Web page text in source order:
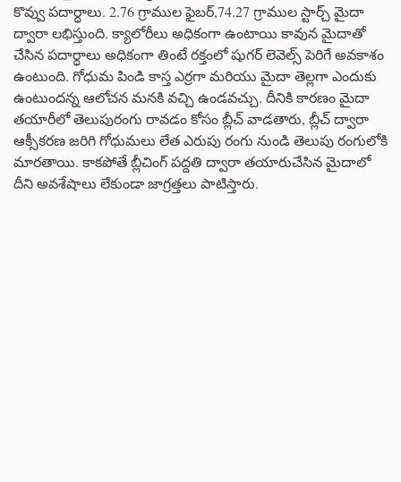
కొవ్వు పదార్ధాలు. 2.76 గ్రాముల ఫైబర్,74.27 గ్రాముల స్టార్చ్ మైదా
ద్వారా లభిస్తుంది. క్యాలోరీలు అధికంగా ఉంటాయి కావున మైదాతో
చేసిన పదార్ధాలు అధికంగా తింటే రక్తంలో షుగర్ లెవెల్స్ పెరిగే అవకాశం
ఉంటుంది. గోధుమ పిండి కాస్త ఎర్రగా మరియు మైదా తెల్లగా ఎందుకు
ఉంటుందన్న ఆలోచన మనకి వచ్చి ఉండవచ్చు. దీనికి కారణం మైదా
తయారీలో తెలుపురంగు రావడం కోసం బ్లీచ్ వాడతారు, బ్లీచ్ ద్వారా
ఆక్సీకరణ జరిగి గోధుమలు లేత ఎరుపు రంగు నుండి తెలుపు రంగులోకి
మారతాయి. కాకపోతే బ్లీచింగ్ పద్దతి ద్వారా తయారుచేసిన మైదాలో
దీని అవశేషాలు లేకుండా జాగ్రత్తలు పాటిస్తారు.